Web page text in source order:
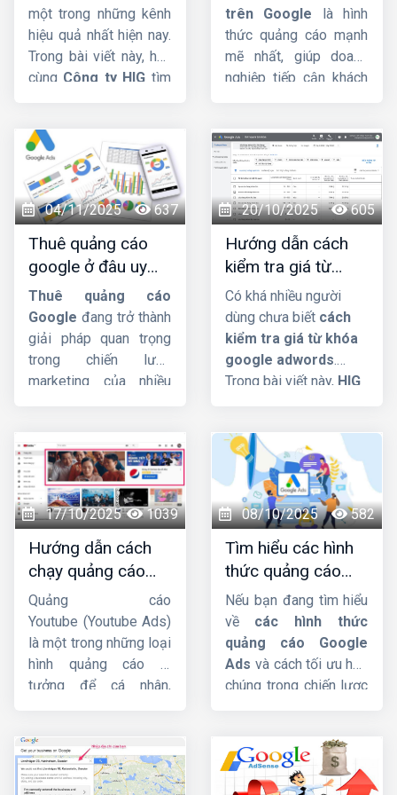
nhóm hộ kinh doanh
nào phải mở tài khoản
riêng để phục vụ hoạt
động sản xuất, kinh
một trong những kênh
hiệu quả nhất hiện nay.
Trong bài viết này, hãy
cùng Công ty HIG tìm
Google Ads
hay
không nhá. Mời các
bạn cùng theo dõi.
Bí Quyết Tối Ưu
trên Google là hình
thức quảng cáo mạnh
mẽ nhất, giúp doanh
nghiệp tiếp cận khách
cầu rõ ràng nhất. Bài
viết nàyHIGsẽ đi sâu
vào định nghĩa, cơ chế
đấu giá phức tạp của
Google, các loại đối
sánh từ khóa và những
mẹo quan trọng để bạn
tối ưu ngân sách hiệu
quả.
04/11/2025 637
Thuê quảng cáo
google ở đâu uy
tín, hiệu quả, giá tốt
?
Thuê quảng cáo
Google đang trở thành
giải pháp quan trọng
trong chiến lược
marketing của nhiều
chính xác tệp khách
hàng mục tiêu. Trong
bài viết này,Công ty
HIGsẽ phân tích chi
tiết hơn về dịch vụ này
nhá.
20/10/2025 605
Hướng dẫn cách
kiểm tra giá từ
khóa google
adwords dễ đàng
Có khá nhiều người
dùng chưa biết cách
kiểm tra giá từ khóa
google adwords.
Trong bài viết này, HIG
các bạn cùng theo dõi
nhá !
17/10/2025 1039
Hướng dẫn cách
chạy quảng cáo
Youtube Ads hiệu
quả từ chuyên gia
Quảng cáo
Youtube (Youtube Ads)
là một trong những loại
hình quảng cáo lý
tưởng để cá nhân,
phát triển thương hiệu,
quảng bá sản phẩm,
08/10/2025 582
Tìm hiểu các hình
thức quảng cáo
google ads hiện
nay
Nếu bạn đang tìm hiểu
về các hình thức
quảng cáo Google
Ads và cách tối ưu hóa
chúng trong chiến lược
sẽ giúp bạn có cái nhìn
tổng quan và chi tiết